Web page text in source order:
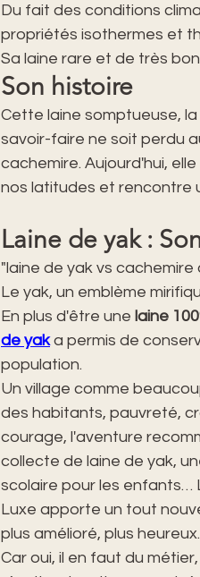
Du fait des conditions
propriétés isothermes et
Sa laine rare et de très
Son histoire
Cette laine somptueuse, la
savoir-faire ne soit perdu
cachemire. Aujourd'hui,
nos latitudes et rencontre
Laine de yak :
"laine de yak vs
Le yak, un emblème
En plus d'être une laine
de yak a permis de
population.
Un village comme
des habitants, pauvreté,
courage, l'aventure
collecte de laine de yak,
scolaire pour les enfants…
Luxe apporte un tout
plus amélioré, plus heureux.
Car oui, il en faut du